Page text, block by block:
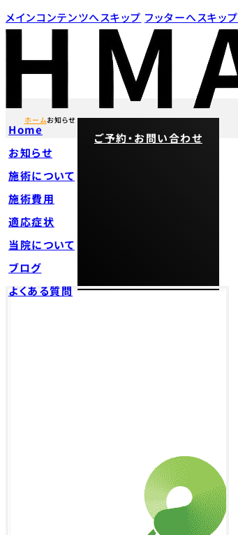
メインコンテンツへスキップ フッターへスキップ
Home
お知らせ
施術について
施術費用
適応症状
当院について
ブログ
よくある質問
ご予約・お問い合わせ
ホームお知らせ